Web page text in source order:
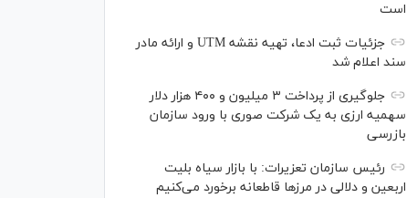
است
جزئیات ثبت ادعا، تهیه نقشه UTM و ارائه مادر
سند اعلام شد
جلوگیری از پرداخت ۳ میلیون و ۴۰۰ هزار دلار
سهمیه ارزی به یک شرکت صوری با ورود سازمان
بازرسی
رئیس سازمان تعزیرات: با بازار سیاه بلیت
اربعین و دلالی در مرز‌ها قاطعانه برخورد می‌کنیم